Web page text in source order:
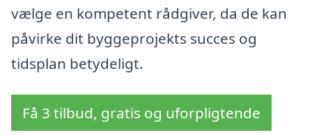
vælge en kompetent rådgiver, da de kan
påvirke dit byggeprojekts succes og
tidsplan betydeligt.
Få 3 tilbud, gratis og uforpligtende